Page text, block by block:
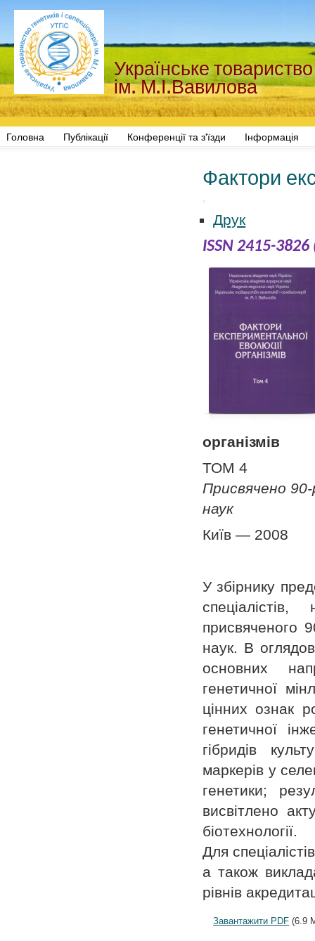
Українське товариство
ім. М.І.Вавилова
Головна Публікації Конференції та з'їзди Інформація
Фактори
Друк
ISSN2415-3826
організмів
ТОМ 4
Присвячено 90-
наук
Київ — 2008
У збірнику
присвяченого
наук. В
основних
генетичної
цінних ознак
генетичної
гібридів
маркерів у
генетики;
висвітлено
біотехнології.
Для
а також
рівнів
Завантажити PDF (6.9